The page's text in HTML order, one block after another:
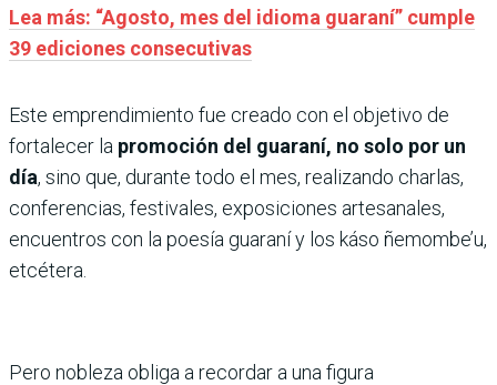
Lea más: “Agosto, mes del idioma guaraní” cumple
39 ediciones consecutivas
Este emprendimiento fue creado con el objetivo de
fortalecer la promoción del guaraní, no solo por un
día, sino que, durante todo el mes, realizando charlas,
conferencias, festivales, exposiciones artesanales,
encuentros con la poesía guaraní y los káso ñemombe’u,
etcétera.
Pero nobleza obliga a recordar a una figura